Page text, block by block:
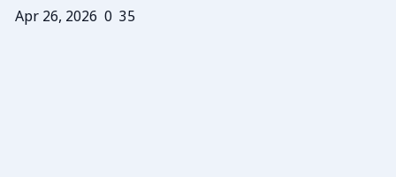
Apr 26, 2026 0 35